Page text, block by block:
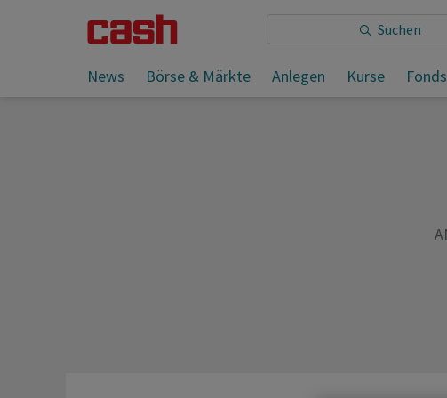
News Börse & Märkte Anlegen Kurse Fonds
Sie lesen: Erstmals seit Inflationswelle: EZB senkt Zinsen